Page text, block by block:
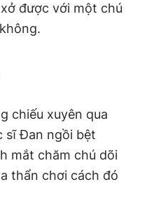
được với một chú
chiếu xuyên qua
sĩ Đan ngồi bệt
mắt chăm chú dõi
thẩn chơi cách đó